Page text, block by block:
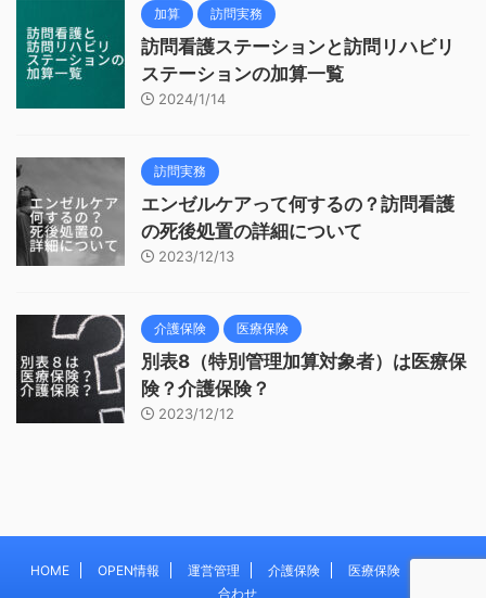
加算 訪問実務
訪問看護ステーションと訪問リハビリ
ステーションの加算一覧
2024/1/14
訪問実務
エンゼルケアって何するの？訪問看護
の死後処置の詳細について
2023/12/13
介護保険 医療保険
別表8（特別管理加算対象者）は医療保
険？介護保険？
2023/12/12
HOME OPEN情報 運営管理 介護保険 医療保険
合わせ